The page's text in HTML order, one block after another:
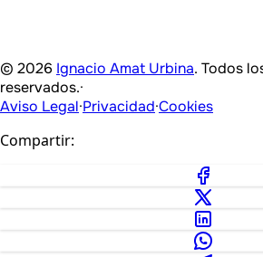
© 2026 Ignacio Amat Urbina. Todos
reservados.·
Aviso Legal·Privacidad·Cookies
Compartir: